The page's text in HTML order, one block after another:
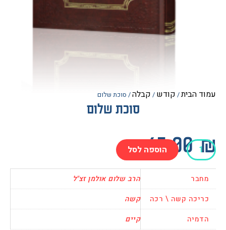
/קודש/ קבלה/ סוכת שלום
סוכת שלום
הוספה לסל
הרב שלום אולמן זצ"ל
קשה \ רכה
קשה